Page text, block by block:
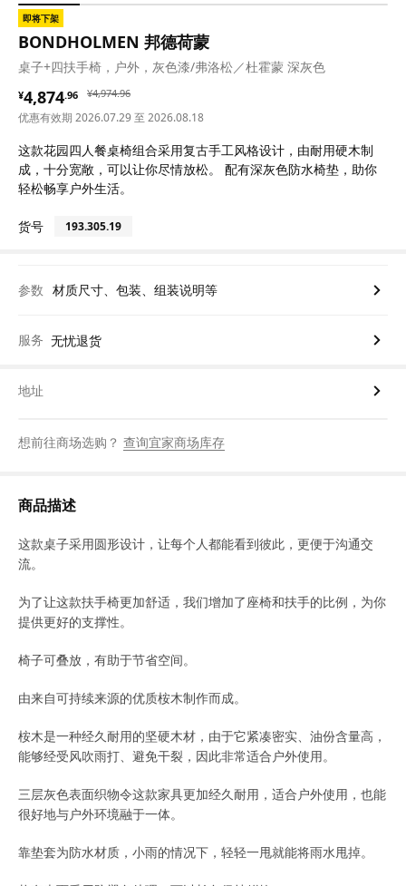
即将下架
BONDHOLMEN 邦德荷蒙
桌子+四扶手椅，户外，灰色漆/弗洛松／杜霍蒙 深灰色
¥4,974.96
¥ 4974.96
¥4,874.96
¥ 4874.96
优惠有效期 2026.07.29 至 2026.08.18
这款花园四人餐桌椅组合采用复古手工风格设计，由耐用硬木制
成，十分宽敞，可以让你尽情放松。 配有深灰色防水椅垫，助你
轻松畅享户外生活。
货号 193.305.19
参数 材质尺寸、包装、组装说明等
服务 无忧退货
地址
想前往商场选购？ 查询宜家商场库存
商品描述
这款桌子采用圆形设计，让每个人都能看到彼此，更便于沟通交
流。
为了让这款扶手椅更加舒适，我们增加了座椅和扶手的比例，为你
提供更好的支撑性。
椅子可叠放，有助于节省空间。
由来自可持续来源的优质桉木制作而成。
桉木是一种经久耐用的坚硬木材，由于它紧凑密实、油份含量高，
能够经受风吹雨打、避免干裂，因此非常适合户外使用。
三层灰色表面织物令这款家具更加经久耐用，适合户外使用，也能
很好地与户外环境融于一体。
靠垫套为防水材质，小雨的情况下，轻轻一甩就能将雨水甩掉。